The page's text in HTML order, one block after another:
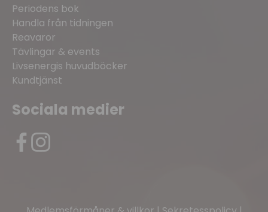
Periodens bok
Handla från tidningen
Reavaror
Tävlingar & events
Livsenergis huvudböcker
Kundtjänst
Sociala medier